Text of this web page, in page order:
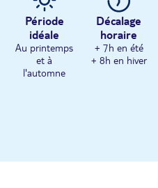
Période
idéale
Au printemps
et à
l'automne
Décalage
horaire
+ 7h en été
+ 8h en hiver